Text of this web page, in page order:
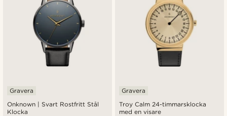
Onknown | Svart Rostfritt Stål
Klocka
Gravera
Troy Calm 24-timmarsklocka
med en visare
Gravera